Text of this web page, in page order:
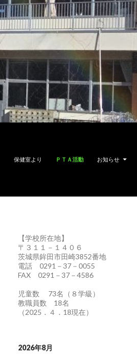
保健室より ＰＴＡ活動 お知らせ
【学校所在地】
〒３１１－１４０６
茨城県鉾田市田崎3852番地
電話 0291－37－0055
FAX 0291－37－4586
児童数 73名（８学級）
教職員数 18名
（2025．４．18現在）
2026年8月